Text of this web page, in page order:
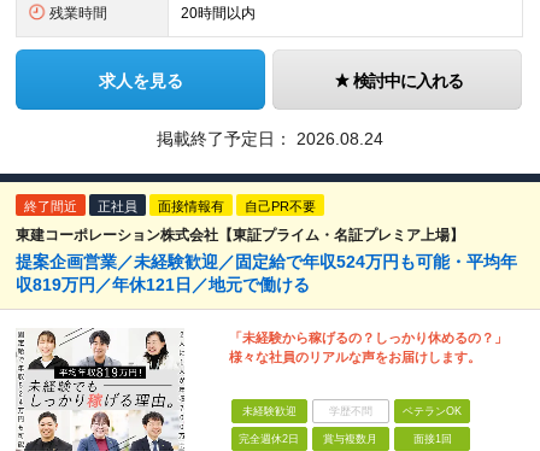
残業時間 20時間以内
求人を見る 検討中に入れる
掲載終了予定日： 2026.08.24
終了間近 正社員 面接情報有 自己PR不要
東建コーポレーション株式会社【東証プライム・名証プレミア上場】
提案企画営業／未経験歓迎／固定給で年収524万円も可能・平均年
収819万円／年休121日／地元で働ける
「未経験から稼げるの？しっかり休めるの？」
様々な社員のリアルな声をお届けします。
未経験歓迎 学歴不問 ベテランOK
完全週休2日 賞与複数月 面接1回